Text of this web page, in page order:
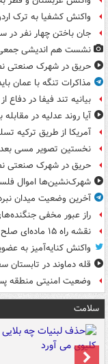
واکنش کشفیا به ترک
جان باختن چهار نفر در
نشست هم اندیشی جمعی
حریق در شهرک صنعتی
مذاکرات تنگه با عمان
بیانیه تند فیفا در دفاع
آیا روند عدلیه در
آمریکا از طریق ترکیه
نخستین تصویر مسی بعد
حریق در شهرک صنعتی
شهرک‌نشین‌ها اموال
آخرین وضعیت میدان
راز عبور مخفی
نقشه راه ۱۵ ماده‌ای صلح غزه در بن‌بست
واکنش کنایه‌آمیز به
قله دماوند در
وضعیت امنیتی منطقه
سلامت